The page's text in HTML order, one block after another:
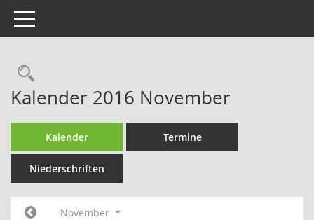
Toggle navigation
Rechercheauswahl
Kalender 2016 November
Kalender Termine
Niederschriften
November